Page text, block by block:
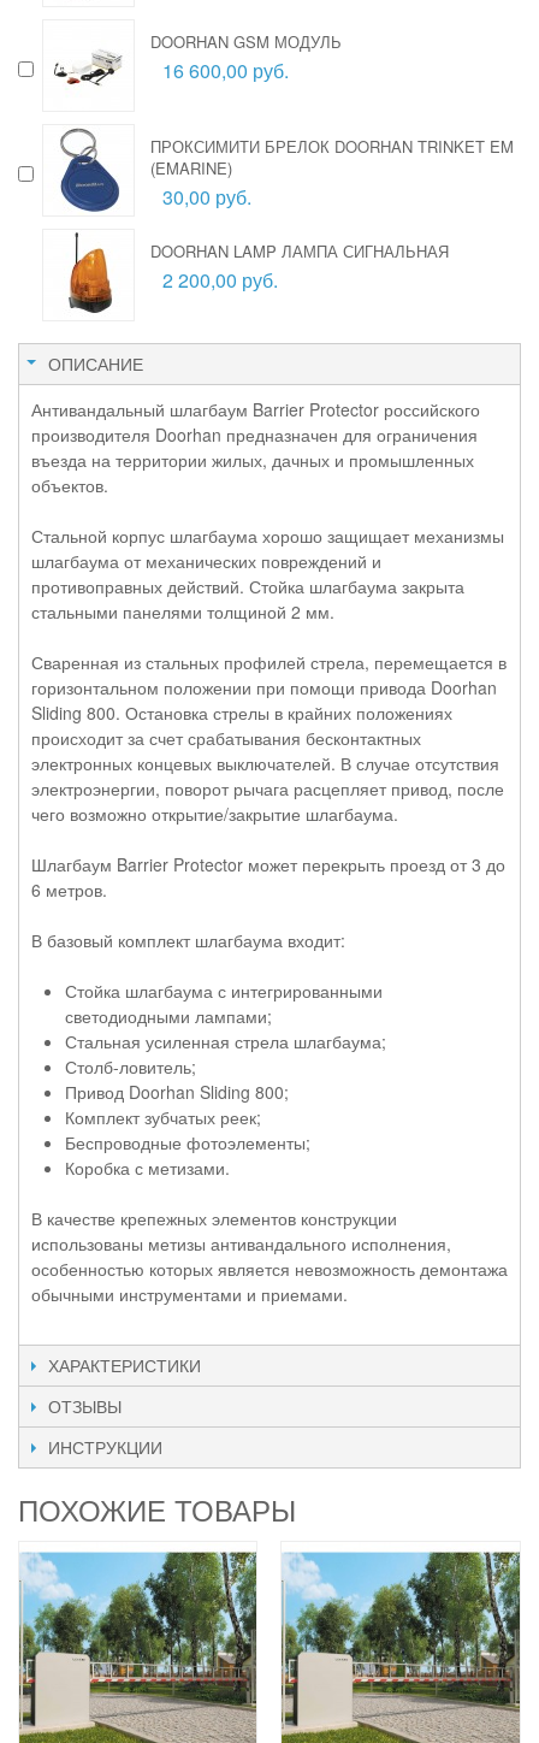
DOORHAN GSM МОДУЛЬ
16 600,00 руб.
ПРОКСИМИТИ БРЕЛОК DOORHAN TRINKET EM
(EMARINE)
30,00 руб.
DOORHAN LAMP ЛАМПА СИГНАЛЬНАЯ
2 200,00 руб.
ОПИСАНИЕ
Антивандальный шлагбаум Barrier Protector российского
производителя Doorhan предназначен для ограничения
въезда на территории жилых, дачных и промышленных
объектов.
Стальной корпус шлагбаума хорошо защищает механизмы
шлагбаума от механических повреждений и
противоправных действий. Стойка шлагбаума закрыта
стальными панелями толщиной 2 мм.
Сваренная из стальных профилей стрела, перемещается в
горизонтальном положении при помощи привода Doorhan
Sliding 800. Остановка стрелы в крайних положениях
происходит за счет срабатывания бесконтактных
электронных концевых выключателей. В случае отсутствия
электроэнергии, поворот рычага расцепляет привод, после
чего возможно открытие/закрытие шлагбаума.
Шлагбаум Barrier Protector может перекрыть проезд от 3 до
6 метров.
В базовый комплект шлагбаума входит:
Стойка шлагбаума с интегрированными
светодиодными лампами;
Стальная усиленная стрела шлагбаума;
Столб-ловитель;
Привод Doorhan Sliding 800;
Комплект зубчатых реек;
Беспроводные фотоэлементы;
Коробка с метизами.
В качестве крепежных элементов конструкции
использованы метизы антивандального исполнения,
особенностью которых является невозможность демонтажа
обычными инструментами и приемами.
ХАРАКТЕРИСТИКИ
ОТЗЫВЫ
ИНСТРУКЦИИ
ПОХОЖИЕ ТОВАРЫ